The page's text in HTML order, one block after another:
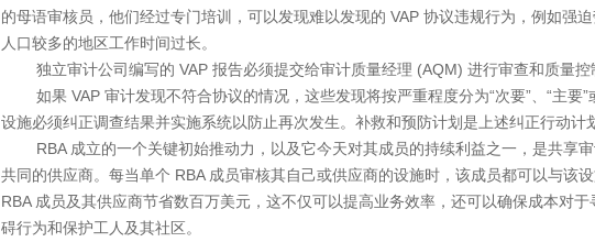
的母语审核员，他们经过专门培训，可以发现难以发现的 VAP 协议违规行为，例如强
人口较多的地区工作时间过长。
独立审计公司编写的 VAP 报告必须提交给审计质量经理 (AQM) 进行审查和质量控
如果 VAP 审计发现不符合协议的情况，这些发现将按严重程度分为“次要”、“主要”
设施必须纠正调查结果并实施系统以防止再次发生。补救和预防计划是上述纠正行动计
RBA 成立的一个关键初始推动力，以及它今天对其成员的持续利益之一，是共享
共同的供应商。每当单个 RBA 成员审核其自己或供应商的设施时，该成员都可以与该
RBA 成员及其供应商节省数百万美元，这不仅可以提高业务效率，还可以确保成本对
碍行为和保护工人及其社区。